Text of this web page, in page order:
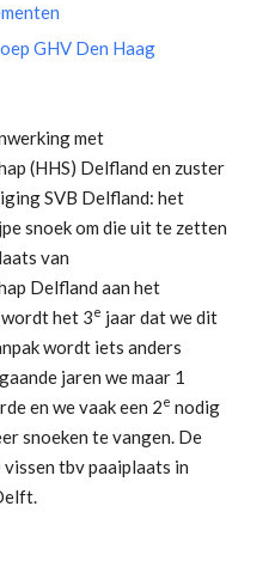
GHV Den Haag
met
(HHS) Delfland en zuster
SVB Delfland: het
snoek om die uit te zetten
van
Delfland aan het
het 3e jaar dat we dit
wordt iets anders
jaren we maar 1
en we vaak een 2e nodig
snoeken te vangen. De
vissen tbv paaiplaats in